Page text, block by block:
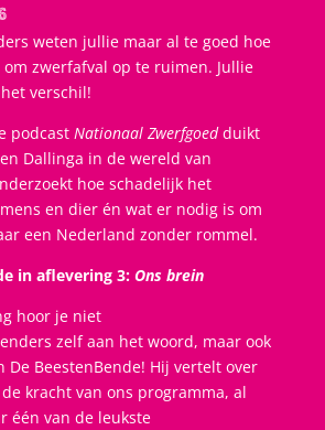
weten jullie maar al te goed hoe
zwerfafval op te ruimen. Jullie
verschil!
podcast Nationaal Zwerfgoedduikt
Dallinga in de wereld van
hoe schadelijk het
en dier én wat er nodig is om
een Nederland zonder rommel.
in aflevering 3: Ons brein
hoor je niet
zelf aan het woord, maar ook
De BeestenBende! Hij vertelt over
kracht van ons programma, al
één van de leukste